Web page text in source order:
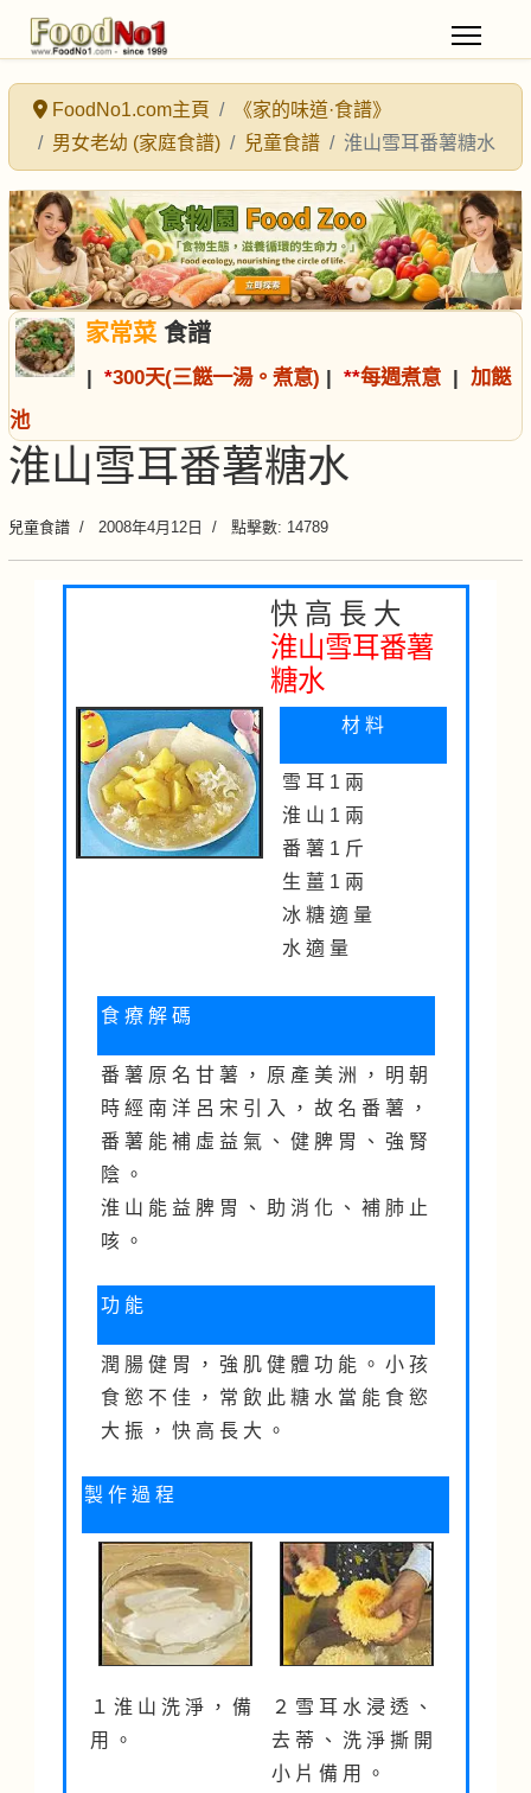
FoodNo1.com主頁
《家的味道·食譜》
男女老幼 (家庭食譜)
兒童食譜 淮山雪耳番薯糖水
家常菜食譜
| *300天(三餸一湯。煮意) | **每週煮意 | 加餸
池
淮山雪耳番薯糖水
兒童食譜 2008年4月12日 點擊數: 14789
快 高 長 大
淮山雪耳番薯
糖水
材 料
雪 耳 1 兩
淮 山 1 兩
番 薯 1 斤
生 薑 1 兩
冰 糖 適 量
水 適 量
食 療 解 碼
番 薯 原 名 甘 薯 ， 原 產 美 洲 ， 明 朝
時 經 南 洋 呂 宋 引 入 ， 故 名 番 薯 ，
番 薯 能 補 虛 益 氣 、 健 脾 胃 、 強 腎
陰 。
淮 山 能 益 脾 胃 、 助 消 化 、 補 肺 止
咳 。
功 能
潤 腸 健 胃 ， 強 肌 健 體 功 能 。 小 孩
食 慾 不 佳 ， 常 飲 此 糖 水 當 能 食 慾
大 振 ， 快 高 長 大 。
製 作 過 程
１ 淮 山 洗 淨 ， 備
用 。
２ 雪 耳 水 浸 透 、
去 蒂 、 洗 淨 撕 開
小 片 備 用 。